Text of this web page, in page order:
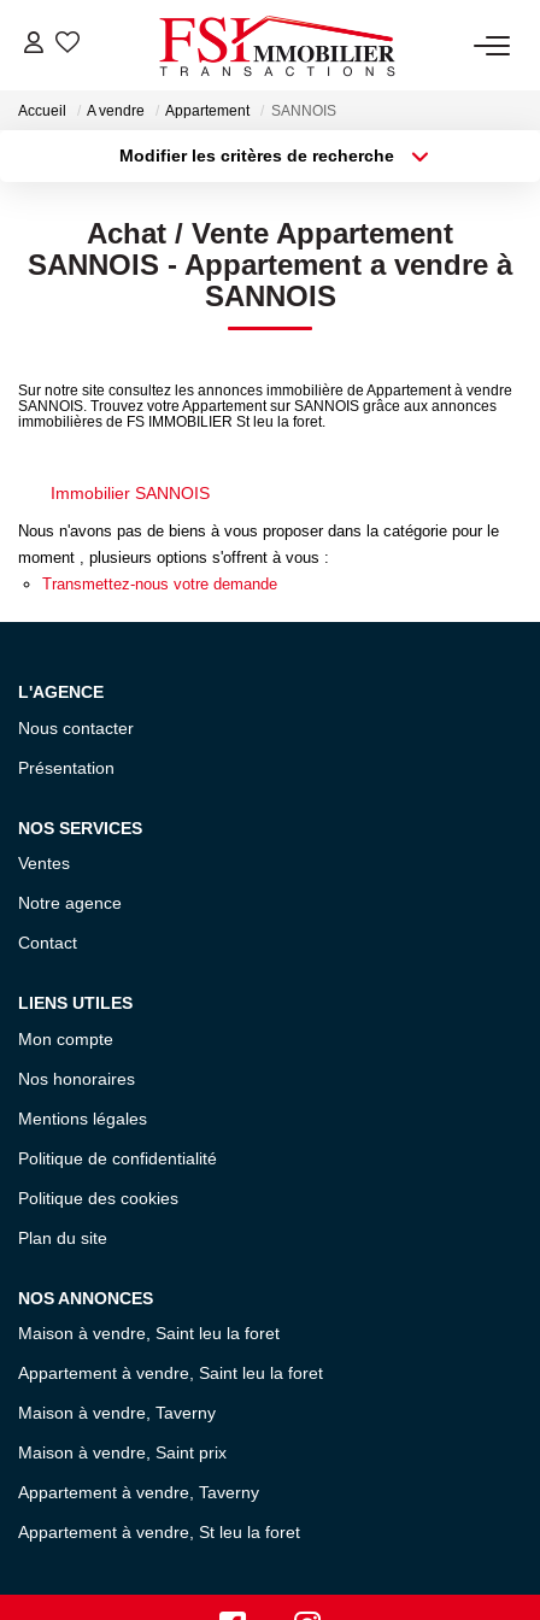
NOTRE AGENCE
VENTES
LOCATIONS
GESTION
NOS SERVICES
ESTIMATION
EXPERTISE
Accueil A vendre Appartement SANNOIS
Modifier les critères de recherche
Sélectionnez...
Type de bien
Surface min
Achat / Vente Appartement
SANNOIS - Appartement a vendre à
SANNOIS
Sur notre site consultez les annonces immobilière de Appartement à vendre
SANNOIS. Trouvez votre Appartement sur SANNOIS grâce aux annonces
immobilières de FS IMMOBILIER St leu la foret.
Immobilier SANNOIS
Nous n'avons pas de biens à vous proposer dans la catégorie pour le
moment , plusieurs options s'offrent à vous :
Transmettez-nous votre demande
L'AGENCE
Nous contacter
Présentation
NOS SERVICES
Ventes
Notre agence
Contact
LIENS UTILES
Mon compte
Nos honoraires
Mentions légales
Politique de confidentialité
Politique des cookies
Plan du site
NOS ANNONCES
Maison à vendre, Saint leu la foret
Appartement à vendre, Saint leu la foret
Maison à vendre, Taverny
Maison à vendre, Saint prix
Appartement à vendre, Taverny
Appartement à vendre, St leu la foret